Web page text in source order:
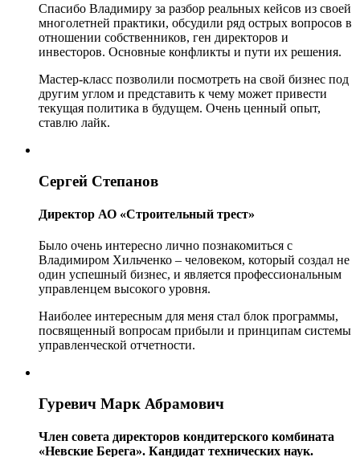
Спасибо Владимиру за разбор реальных кейсов из своей
многолетней практики, обсудили ряд острых вопросов в
отношении собственников, ген директоров и
инвесторов. Основные конфликты и пути их решения.
Мастер-класс позволили посмотреть на свой бизнес под
другим углом и представить к чему может привести
текущая политика в будущем. Очень ценный опыт,
ставлю лайк.
Сергей Степанов
Директор АО «Строительный трест»
Было очень интересно лично познакомиться с
Владимиром Хильченко – человеком, который создал не
один успешный бизнес, и является профессиональным
управленцем высокого уровня.
Наиболее интересным для меня стал блок программы,
посвященный вопросам прибыли и принципам системы
управленческой отчетности.
Гуревич Марк Абрамович
Член совета директоров кондитерского комбината
«Невские Берега». Кандидат технических наук.